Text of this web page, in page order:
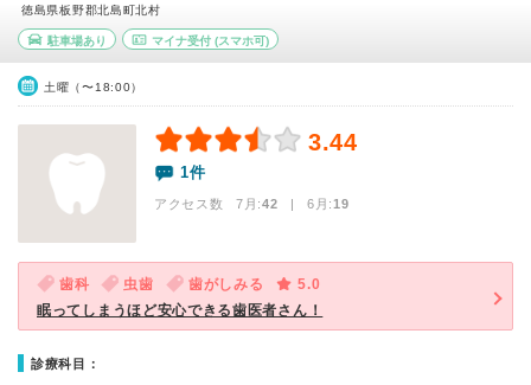
徳島県板野郡北島町北村
駐車場あり マイナ受付(スマホ可)
土曜（〜18:00）
3.44
1件
アクセス数 7月:42 | 6月:19
歯科 虫歯 歯がしみる
5.0
眠ってしまうほど安心できる歯医者さん！
診療科目：